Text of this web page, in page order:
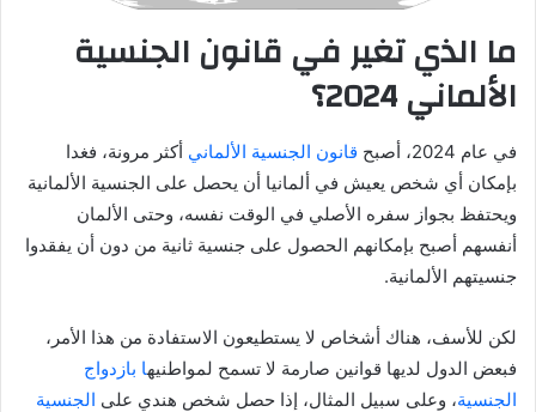
ما الذي تغير في قانون الجنسية
الألماني 2024؟
في عام 2024، أصبح قانون الجنسية الألماني أكثر مرونة، فغدا
بإمكان أي شخص يعيش في ألمانيا أن يحصل على الجنسية الألمانية
ويحتفظ بجواز سفره الأصلي في الوقت نفسه، وحتى الألمان
أنفسهم أصبح بإمكانهم الحصول على جنسية ثانية من دون أن يفقدوا
جنسيتهم الألمانية.
لكن للأسف، هناك أشخاص لا يستطيعون الاستفادة من هذا الأمر،
فبعض الدول لديها قوانين صارمة لا تسمح لمواطنيها بازدواج
الجنسية، وعلى سبيل المثال، إذا حصل شخص هندي على الجنسية